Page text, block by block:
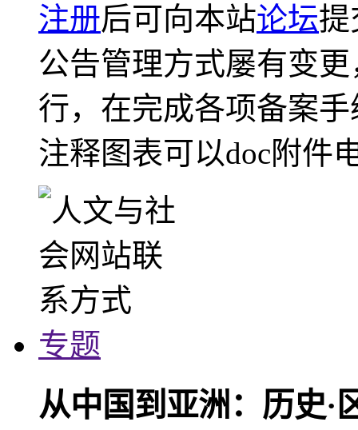
注册后可向本站论坛提
公告管理方式屡有变
行，在完成各项备案
注释图表可以doc附件
专题
从中国到亚洲：历史·